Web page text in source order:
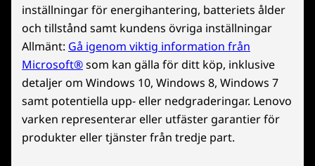
inställningar för energihantering, batteriets ålder
och tillstånd samt kundens övriga inställningar
Allmänt: Gå igenom viktig information från
Microsoft®som kan gälla för ditt köp, inklusive
detaljer om Windows 10, Windows 8, Windows 7
samt potentiella upp- eller nedgraderingar. Lenovo
varken representerar eller utfäster garantier för
produkter eller tjänster från tredje part.